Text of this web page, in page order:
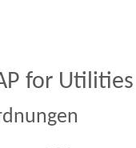
for Utilities